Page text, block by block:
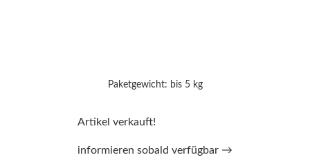
Paketgewicht: bis 5 kg
Artikel verkauft!
informieren sobald verfügbar →